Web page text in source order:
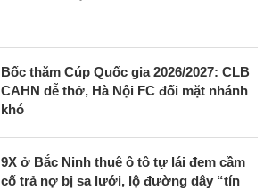
Bốc thăm Cúp Quốc gia 2026/2027: CLB
CAHN dễ thở, Hà Nội FC đối mặt nhánh
khó
9X ở Bắc Ninh thuê ô tô tự lái đem cầm
cố trả nợ bị sa lưới, lộ đường dây “tín